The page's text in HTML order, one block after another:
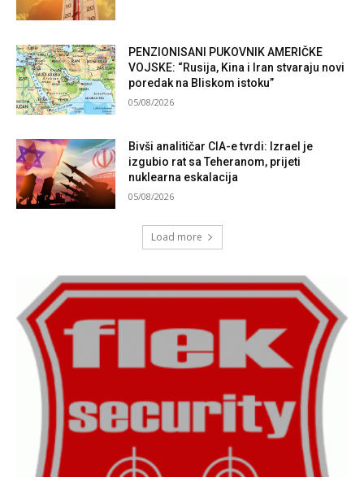
PENZIONISANI PUKOVNIK AMERIČKE
VOJSKE: “Rusija, Kina i Iran stvaraju novi
poredak na Bliskom istoku”
05/08/2026
Bivši analitičar CIA-e tvrdi: Izrael je
izgubio rat sa Teheranom, prijeti
nuklearna eskalacija
05/08/2026
Load more